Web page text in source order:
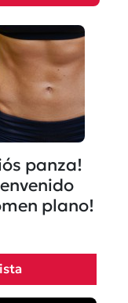
panza!
plano!